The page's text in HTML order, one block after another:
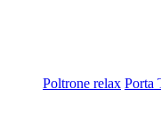
Poltrone relax Porta